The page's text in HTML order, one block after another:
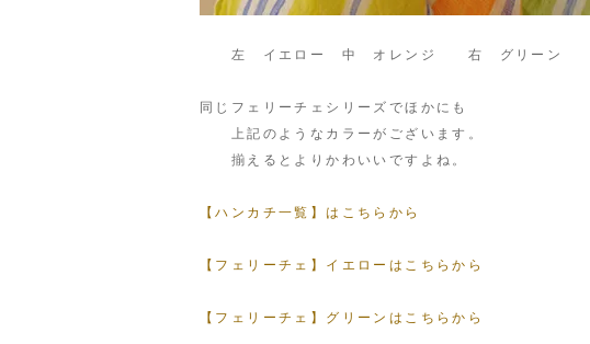
左 イエロー 中 オレンジ 右 グリーン
同じフェリーチェシリーズでほかにも
上記のようなカラーがございます。
揃えるとよりかわいいですよね。
【ハンカチ一覧】はこちらから
【フェリーチェ】イエローはこちらから
【フェリーチェ】グリーンはこちらから